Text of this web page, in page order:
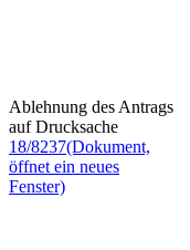
Ablehnung des Antrags
auf Drucksache
18/8237(Dokument,
öffnet ein neues
Fenster)